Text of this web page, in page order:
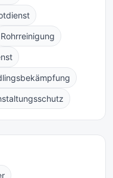
Rohrreinigung